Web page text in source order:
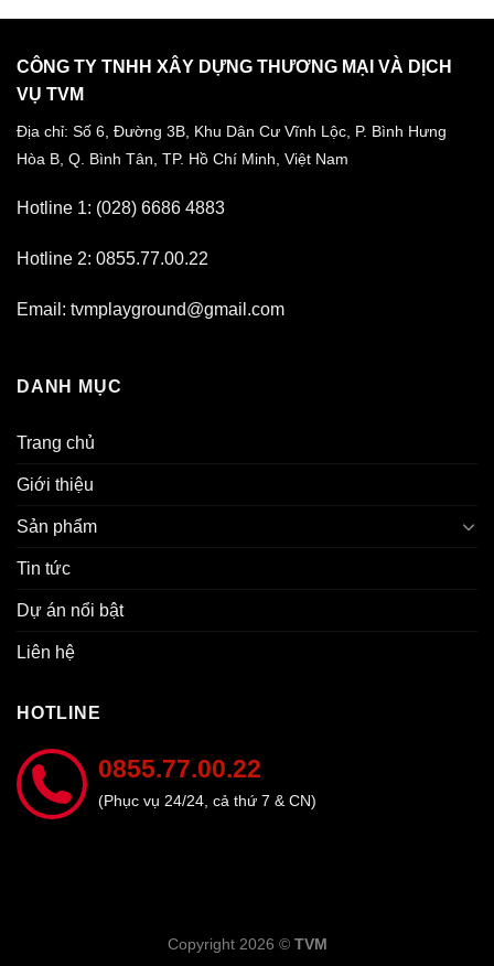
CÔNG TY TNHH XÂY DỰNG THƯƠNG MẠI VÀ DỊCH
VỤ TVM
Địa chỉ: Số 6, Đường 3B, Khu Dân Cư Vĩnh Lộc, P. Bình Hưng
Hòa B, Q. Bình Tân, TP. Hồ Chí Minh, Việt Nam
Hotline 1: (028) 6686 4883
Hotline 2: 0855.77.00.22
Email: tvmplayground@gmail.com
DANH MỤC
Trang chủ
Giới thiệu
Sản phẩm
Tin tức
Dự án nổi bật
Liên hệ
HOTLINE
0855.77.00.22
(Phục vụ 24/24, cả thứ 7 & CN)
Copyright 2026 © TVM